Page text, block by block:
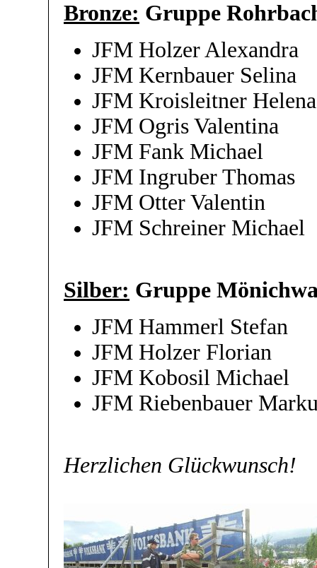
Bronze: Gruppe
JFM Holzer Alexandra
JFM Kernbauer Selina
JFM Kroisleitner Helena
JFM Ogris Valentina
JFM Fank Michael
JFM Ingruber Thomas
JFM Otter Valentin
JFM Schreiner Michael
Silber: Gruppe
JFM Hammerl Stefan
JFM Holzer Florian
JFM Kobosil Michael
JFM Riebenbauer
Herzlichen Glückwunsch!